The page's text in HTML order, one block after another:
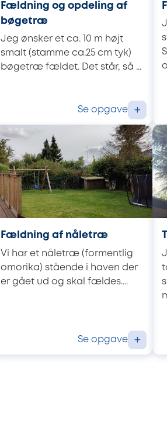
Fældning og opdeling af
bøgetræ
Jeg ønsker et ca. 10 m højt
smalt (stamme ca.25 cm tyk)
bøgetræ fældet. Det står, så ...
Se opgave +
Fældning af nåletræ
Vi har et nåletræ (formentlig
omorika) stående i haven der
er gået ud og skal fældes....
Se opgave +